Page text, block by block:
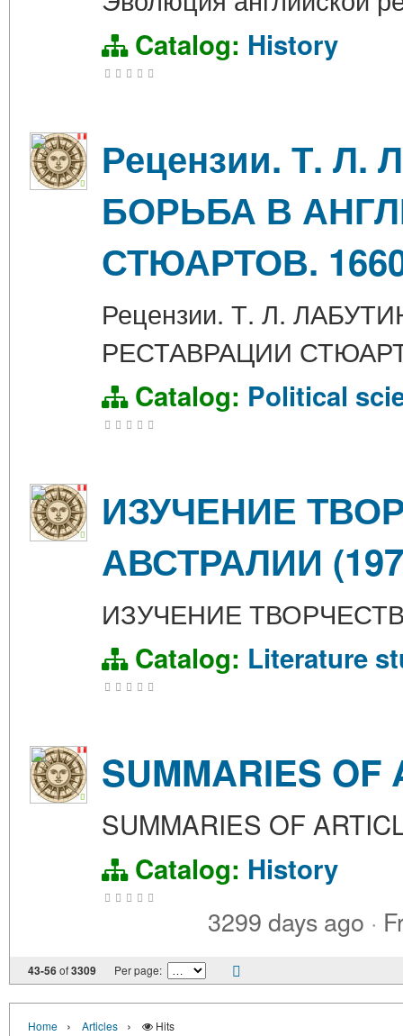
Catalog: History
Рецензии. Т.
БОРЬБА В
СТЮАРТОВ.
Рецензии. Т. Л.
РЕСТАВРАЦИИ
Catalog: Political
ИЗУЧЕНИЕ
АВСТРАЛИИ
ИЗУЧЕНИЕ
Catalog: Literature
SUMMARIES OF
SUMMARIES OF
Catalog: History
3299 days ago ·
43-56of3309 Per page:
Home › Articles › Hits